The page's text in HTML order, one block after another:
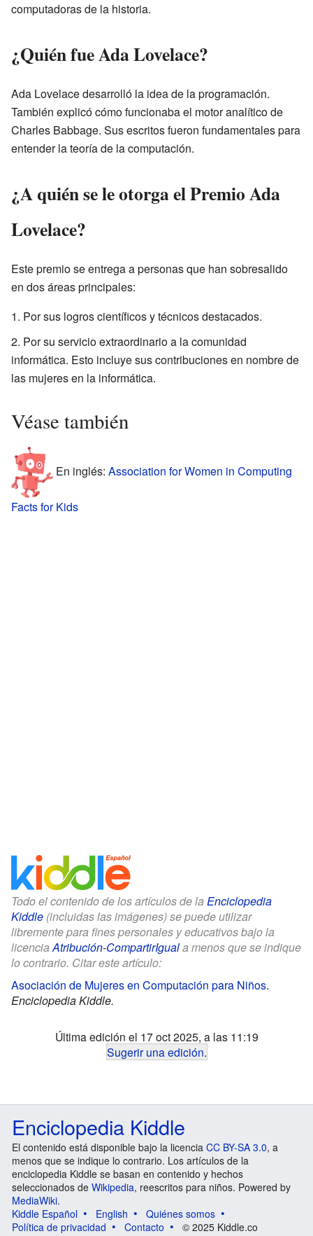
computadoras de la historia.
¿Quién fue Ada Lovelace?
Ada Lovelace desarrolló la idea de la programación.
También explicó cómo funcionaba el motor analítico de
Charles Babbage. Sus escritos fueron fundamentales para
entender la teoría de la computación.
¿A quién se le otorga el Premio Ada
Lovelace?
Este premio se entrega a personas que han sobresalido
en dos áreas principales:
Por sus logros científicos y técnicos destacados.
Por su servicio extraordinario a la comunidad
informática. Esto incluye sus contribuciones en nombre de
las mujeres en la informática.
Véase también
En inglés: Association for Women in Computing
Facts for Kids
Todo el contenido de los artículos de la Enciclopedia
Kiddle (incluidas las imágenes) se puede utilizar
libremente para fines personales y educativos bajo la
licenciaAtribución-CompartirIguala menos que se indique
lo contrario. Citar este artículo:
Asociación de Mujeres en Computación para Niños.
Enciclopedia Kiddle.
Última edición el 17 oct 2025, a las 11:19
Sugerir una edición.
Enciclopedia Kiddle
El contenido está disponible bajo la licencia CC BY-SA 3.0, a
menos que se indique lo contrario. Los artículos de la
enciclopedia Kiddle se basan en contenido y hechos
seleccionados de Wikipedia, reescritos para niños. Powered by
MediaWiki.
Kiddle Español
English
Quiénes somos
Política de privacidad
Contacto © 2025 Kiddle.co